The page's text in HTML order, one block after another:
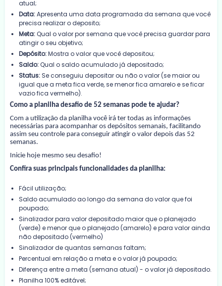
atual;
Data:Apresenta uma data programada da semana que você
precisa realizar o deposito;
Meta:Qual o valor por semana que você precisa guardar para
atingir o seu objetivo;
Depósito:Mostra o valor que você depositou;
Saldo:Qual o saldo acumulado já depositado;
Status: Se conseguiu depositar ou não o valor (se maior ou
igual que a meta fica verde, se menor fica amarelo e se ficar
vazio fica vermelho).
Como a planilha desafio de 52 semanas pode te ajudar?
Com a utilização da planilha você irá ter todas as informações
necessárias para acompanhar os depósitos semanais, facilitando
assim seu controle para conseguir atingir o valor depois das 52
semanas.
Inicie hoje mesmo seu desafio!
Confira suas principais funcionalidades da planilha:
Fácil utilização;
Saldo acumulado ao longo da semana do valor que foi
poupado;
Sinalizador para valor depositado maior que o planejado
(verde) e menor que o planejado (amarelo) e para valor ainda
não depositado (vermelho)
Sinalizador de quantas semanas faltam;
Percentual em relação a meta e o valor já poupado;
Diferença entre a meta (semana atual) - o valor já depositado.
Planilha 100% editável;